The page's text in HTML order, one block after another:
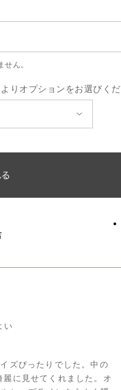
ん。
りオプションをお選びくだ
い
ズぴったりでした。中の
麗に見せてくれました。オ